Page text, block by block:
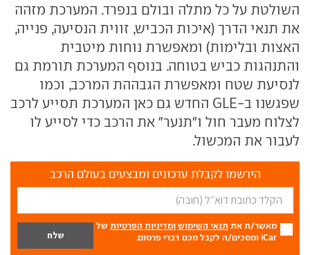
השולטת על כל מתלה ובולם בנפרד. המערכת מזהה
את תנאי הדרך (איכות הכביש, זווית הנסיעה, פנייה,
האצות ובלימות) ומאפשרת נוחות מיטבית
והתנהגות כביש בטוחה. בנוסף המערכת תורמת גם
לנסיעת שטח ומאפשרת הגבההת המרכב, וכמו
שפגשנו ב-GLE החדש גם כאן המערכת תסייע לרכב
לצלוח מעבר חול ו"תנער" את הרכב כדי לסייע לו
לעבור את המכשול.
הירשמו לקבלת עדכונים ומבצעים בעולם הרכב
מאשר/ת את תנאי השימוש ומדיניות הפרטיות של
iCar ומסכים/ה לקבל מכם דברי פרסום.